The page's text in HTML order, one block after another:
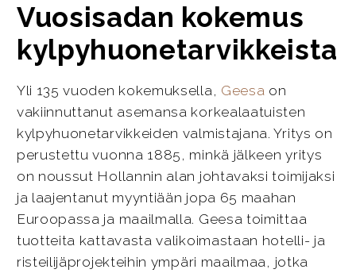
Vuosisadan kokemus
kylpyhuonetarvikkeista
Yli 135 vuoden kokemuksella, Geesa on
vakiinnuttanut asemansa korkealaatuisten
kylpyhuonetarvikkeiden valmistajana. Yritys on
perustettu vuonna 1885, minkä jälkeen yritys
on noussut Hollannin alan johtavaksi toimijaksi
ja laajentanut myyntiään jopa 65 maahan
Euroopassa ja maailmalla. Geesa toimittaa
tuotteita kattavasta valikoimastaan hotelli- ja
risteilijäprojekteihin ympäri maailmaa, jotka